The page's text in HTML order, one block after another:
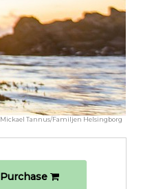
Mickael Tannus/Familjen Helsingborg
Purchase